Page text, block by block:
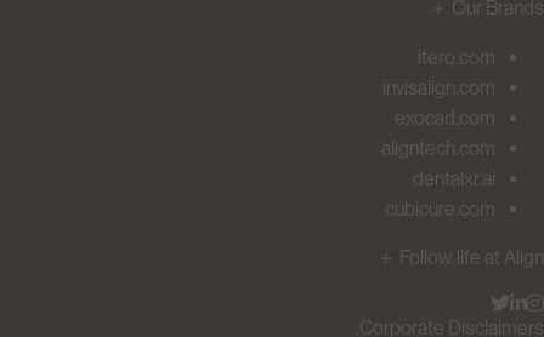
Our
＋
itero.com
invisalign.com
exocad.com
aligntech.com
dentalxr.ai
cubicure.com
Follow life at
＋
Corporate